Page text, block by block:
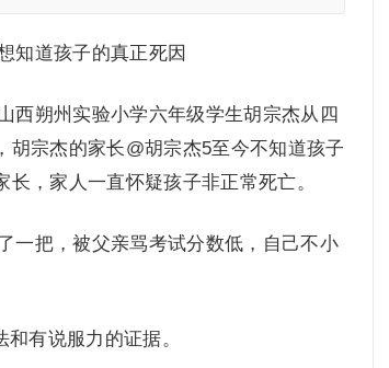
知道孩子的真正死因
西朔州实验小学六年级学生胡宗杰从四
宗杰的家长@胡宗杰5至今不知道孩子
，家人一直怀疑孩子非正常死亡。
一把，被父亲骂考试分数低，自己不小
有说服力的证据。